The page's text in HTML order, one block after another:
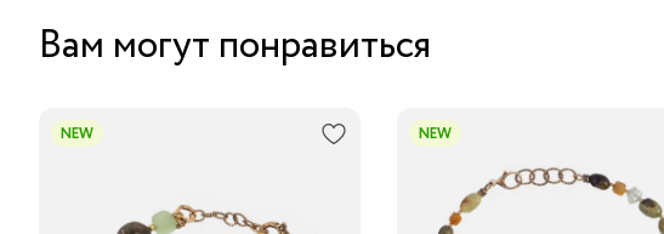
Вам могут понравиться
NEW NEW